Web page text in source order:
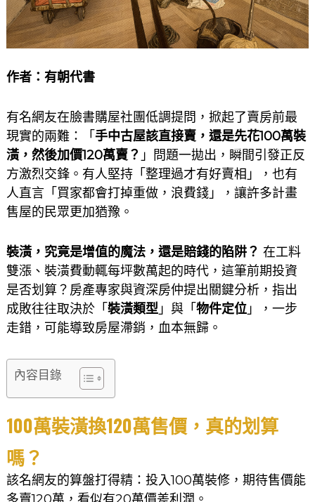
作者： 有朝代書
有名網友在臉書購屋社團低調提問，掀起了賣房前最
現實的兩難：「 手中古屋該直接賣，還是先花100萬裝
潢，然後加價120萬賣？ 」問題一拋出，瞬間引發正反
方激烈交鋒。有人堅持「整理過才有好賣相」，也有
人直言「買家都會打掉重做，浪費錢」，讓許多計畫
售屋的民眾更加猶豫。
裝潢，究竟是增值的魔法，還是賠錢的陷阱？ 在工料
雙漲、裝潢費動輒每坪數萬起的時代，這筆前期投資
是否划算？房產專家與資深房仲提出關鍵分析，指出
成敗往往取決於「 裝潢類型」與「 物件定位」，一步
走錯，可能導致房屋滯銷，血本無歸。
內容目錄
100萬裝潢換120萬售價，真的划算
嗎？
該名網友的算盤打得精：投入100萬裝修，期待售價能